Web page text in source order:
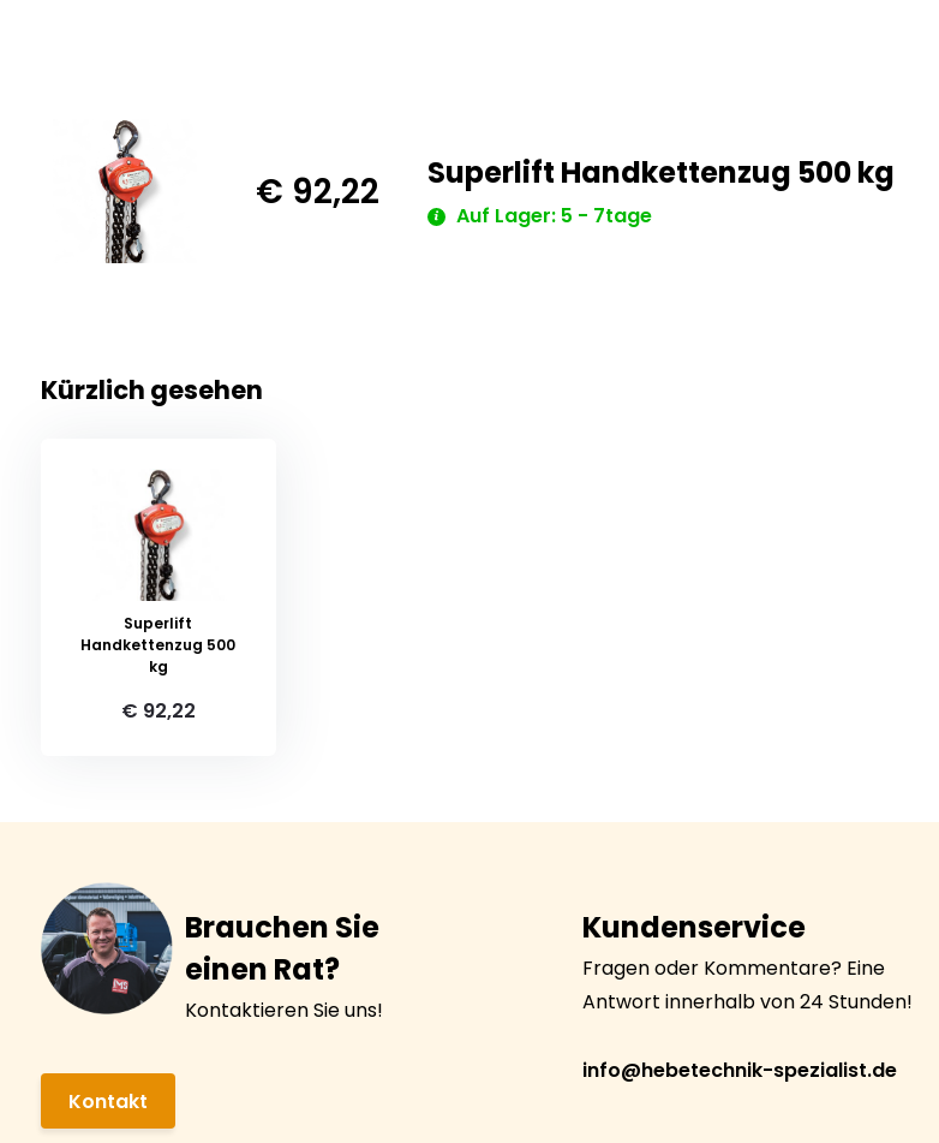
€ 92,22 Superlift Handkettenzug 500 kg
Auf Lager: 5 - 7tage
Kürzlich gesehen
Superlift
Handkettenzug 500
kg
€ 92,22
Brauchen Sie
einen Rat?
Kontaktieren Sie uns!
Kontakt
Kundenservice
Fragen oder Kommentare? Eine
Antwort innerhalb von 24 Stunden!
info@hebetechnik-spezialist.de